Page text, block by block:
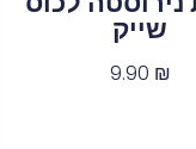
שייק
9.90 ₪